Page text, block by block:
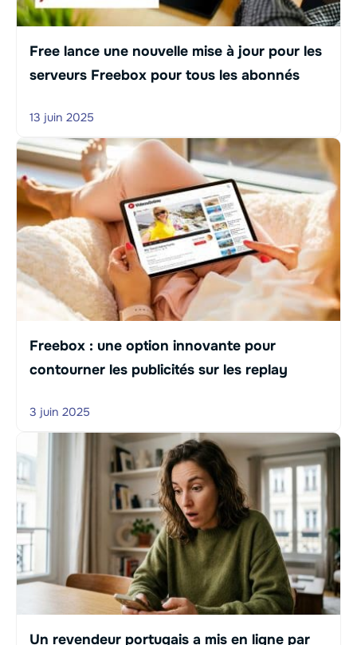
Free lance une nouvelle mise à jour pour les
serveurs Freebox pour tous les abonnés
13 juin 2025
Freebox : une option innovante pour
contourner les publicités sur les replay
3 juin 2025
Un revendeur portugais a mis en ligne par